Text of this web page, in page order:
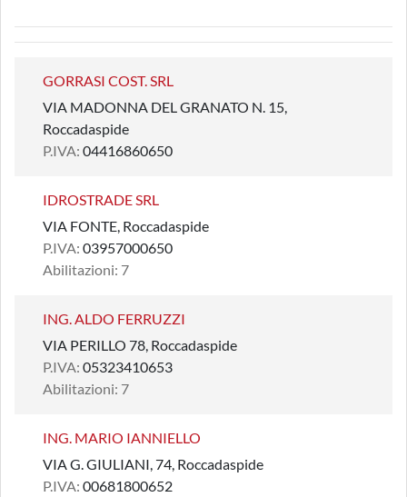
GORRASI COST. SRL
VIA MADONNA DEL GRANATO N. 15,
Roccadaspide
P.IVA: 04416860650
IDROSTRADE SRL
VIA FONTE, Roccadaspide
P.IVA: 03957000650
Abilitazioni: 7
ING. ALDO FERRUZZI
VIA PERILLO 78, Roccadaspide
P.IVA: 05323410653
Abilitazioni: 7
ING. MARIO IANNIELLO
VIA G. GIULIANI, 74, Roccadaspide
P.IVA: 00681800652